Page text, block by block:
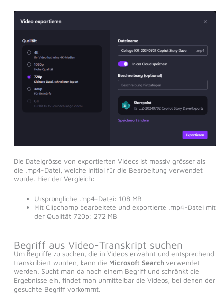
Die Dateigrösse von exportierten Videos ist massiv grösser als
die .mp4-Datei, welche initial für die Bearbeitung verwendet
wurde. Hier der Vergleich:
Ursprüngliche .mp4-Datei: 108 MB
Mit Clipchamp bearbeitete und exportierte .mp4-Datei mit
der Qualität 720p: 272 MB
Begriff aus Video-Transkript suchen
Um Begriffe zu suchen, die in Videos erwähnt und entsprechend
transkribiert wurden, kann die Microsoft Searchverwendet
werden. Sucht man da nach einem Begriff und schränkt die
Ergebnisse ein, findet man unmittelbar die Videos, bei denen der
gesuchte Begriff vorkommt.